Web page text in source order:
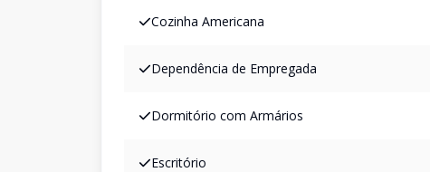
Cozinha Americana
Dependência de Empregada
Dormitório com Armários
Escritório